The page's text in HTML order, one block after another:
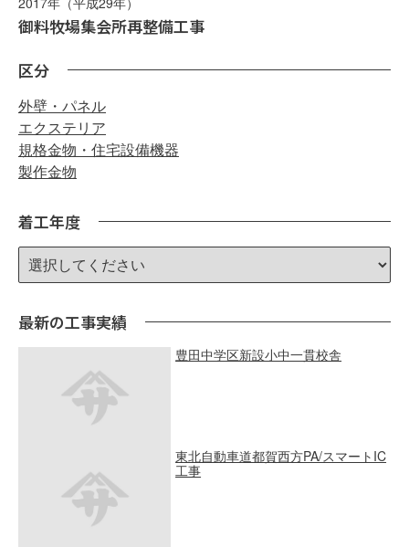
御料牧場集会所再整備工事
区分
外壁・パネル
エクステリア
規格金物・住宅設備機器
製作金物
着工年度
最新の工事実績
豊田中学区新設小中一貫校舎
東北自動車道都賀西方PA/スマートIC
工事